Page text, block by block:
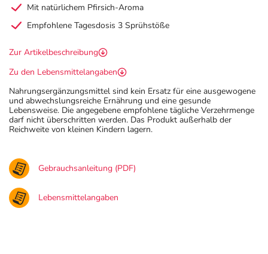
Mit natürlichem Pfirsich-Aroma
Empfohlene Tagesdosis 3 Sprühstöße
Zur Artikelbeschreibung
Zu den Lebensmittelangaben
Nahrungsergänzungsmittel sind kein Ersatz für eine ausgewogene
und abwechslungsreiche Ernährung und eine gesunde
Lebensweise. Die angegebene empfohlene tägliche Verzehrmenge
darf nicht überschritten werden. Das Produkt außerhalb der
Reichweite von kleinen Kindern lagern.
Gebrauchsanleitung (PDF)
Lebensmittelangaben